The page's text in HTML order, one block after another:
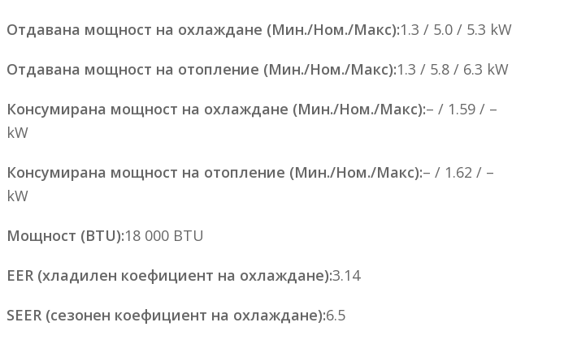
Отдавана мощност на охлаждане (Мин./Ном./Макс):1.3 / 5.0 / 5.3 kW
Отдавана мощност на отопление (Мин./Ном./Макс):1.3 / 5.8 / 6.3 kW
Консумирана мощност на охлаждане (Мин./Ном./Макс):– / 1.59 / –
kW
Консумирана мощност на отопление (Мин./Ном./Макс):– / 1.62 / –
kW
Мощност (BTU):18 000 BTU
EER (хладилен коефициент на охлаждане):3.14
SEER (сезонен коефициент на охлаждане):6.5